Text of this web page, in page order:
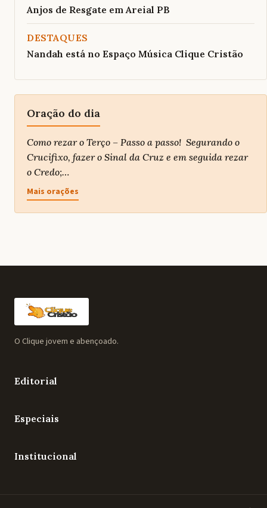
Anjos de Resgate em Areial PB
DESTAQUES
Nandah está no Espaço Música Clique Cristão
Oração do dia
Como rezar o Terço – Passo a passo! Segurando o
Crucifixo, fazer o Sinal da Cruz e em seguida rezar
o Credo;…
Mais orações
O Clique jovem e abençoado.
Editorial
Especiais
Institucional